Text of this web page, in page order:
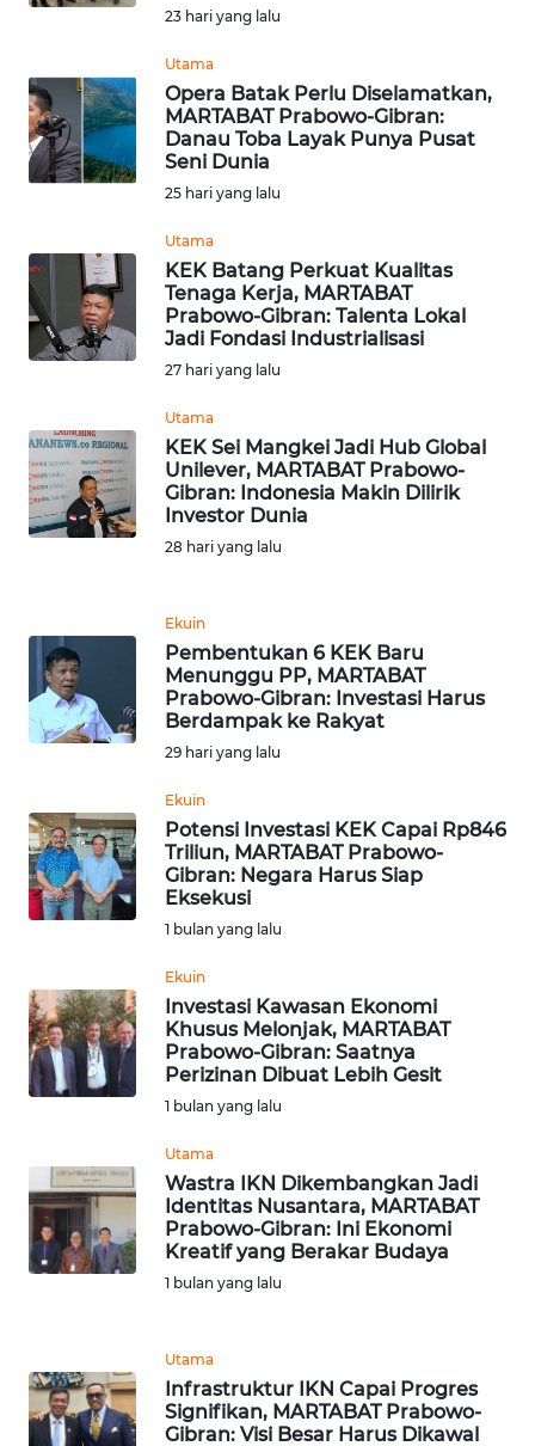
23 hari yang lalu
Utama
Opera Batak Perlu Diselamatkan,
MARTABAT Prabowo-Gibran:
Danau Toba Layak Punya Pusat
Seni Dunia
25 hari yang lalu
Utama
KEK Batang Perkuat Kualitas
Tenaga Kerja, MARTABAT
Prabowo-Gibran: Talenta Lokal
Jadi Fondasi Industrialisasi
27 hari yang lalu
Utama
KEK Sei Mangkei Jadi Hub Global
Unilever, MARTABAT Prabowo-
Gibran: Indonesia Makin Dilirik
Investor Dunia
28 hari yang lalu
Ekuin
Pembentukan 6 KEK Baru
Menunggu PP, MARTABAT
Prabowo-Gibran: Investasi Harus
Berdampak ke Rakyat
29 hari yang lalu
Ekuin
Potensi Investasi KEK Capai Rp846
Triliun, MARTABAT Prabowo-
Gibran: Negara Harus Siap
Eksekusi
1 bulan yang lalu
Ekuin
Investasi Kawasan Ekonomi
Khusus Melonjak, MARTABAT
Prabowo-Gibran: Saatnya
Perizinan Dibuat Lebih Gesit
1 bulan yang lalu
Utama
Wastra IKN Dikembangkan Jadi
Identitas Nusantara, MARTABAT
Prabowo-Gibran: Ini Ekonomi
Kreatif yang Berakar Budaya
1 bulan yang lalu
Utama
Infrastruktur IKN Capai Progres
Signifikan, MARTABAT Prabowo-
Gibran: Visi Besar Harus Dikawal
SUMBAR
WN
SUMSEL
WN
BENGKULU
WN
LAMPUNG
WN
JATENG
WN
NUSANTARA
WN
JOGJA
JATIM
WN
BALI
KALBAR
WN
KALTENG
KALTARA
WN
KALSEL
KALTIM
WN
SULSEL
WN
SULUT